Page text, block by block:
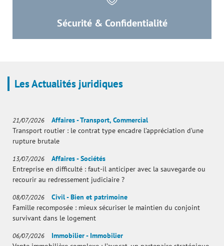
Sécurité & Confidentialité
Les Actualités juridiques
21/07/2026
Affaires - Transport, Commercial
Transport routier : le contrat type encadre l’appréciation d’une
rupture brutale
13/07/2026
Affaires - Sociétés
Entreprise en difficulté : faut-il anticiper avec la sauvegarde ou
recourir au redressement judiciaire ?
08/07/2026
Civil - Bien et patrimoine
Famille recomposée : mieux sécuriser le maintien du conjoint
survivant dans le logement
06/07/2026
Immobilier - Immobilier